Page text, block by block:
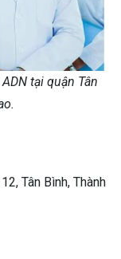
tại quận Tân
Tân Bình, Thành